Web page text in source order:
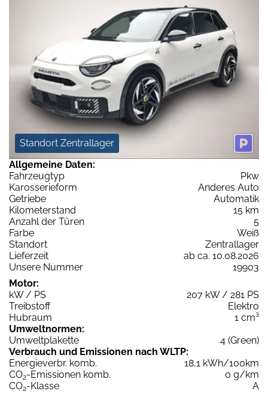
Standort Zentrallager
Allgemeine Daten:
Fahrzeugtyp
Pkw
Karosserieform
Anderes Auto
Getriebe
Automatik
Kilometerstand
15 km
Anzahl der Türen
5
Farbe
Weiß
Standort
Zentrallager
Lieferzeit
ab ca. 10.08.2026
Unsere Nummer
19903
Motor:
kW / PS
207 kW / 281 PS
Treibstoff
Elektro
Hubraum
1 cm³
Umweltnormen:
Umweltplakette
4 (Green)
Verbrauch und Emissionen nach WLTP:
Energieverbr. komb.
18,1 kWh/100km
CO2-Emissionen komb.
0 g/km
CO2-Klasse
A